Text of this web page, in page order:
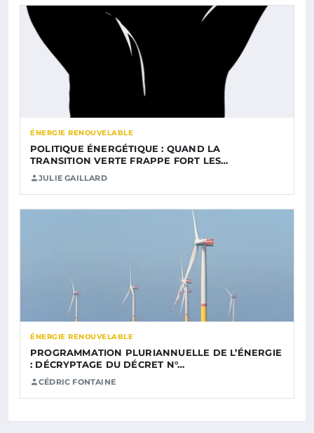
ÉNERGIE RENOUVELABLE
POLITIQUE ÉNERGÉTIQUE : QUAND LA
TRANSITION VERTE FRAPPE FORT LES…
JULIE GAILLARD
ÉNERGIE RENOUVELABLE
PROGRAMMATION PLURIANNUELLE DE L’ÉNERGIE
: DÉCRYPTAGE DU DÉCRET N°…
CÉDRIC FONTAINE